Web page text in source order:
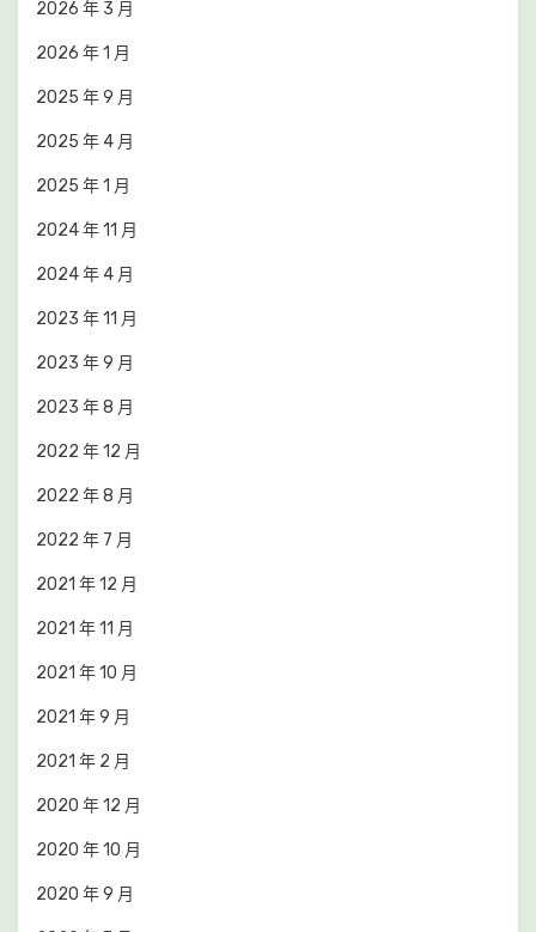
2026 年 3 月
2026 年 1 月
2025 年 9 月
2025 年 4 月
2025 年 1 月
2024 年 11 月
2024 年 4 月
2023 年 11 月
2023 年 9 月
2023 年 8 月
2022 年 12 月
2022 年 8 月
2022 年 7 月
2021 年 12 月
2021 年 11 月
2021 年 10 月
2021 年 9 月
2021 年 2 月
2020 年 12 月
2020 年 10 月
2020 年 9 月